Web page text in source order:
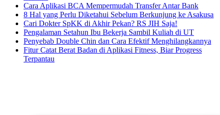
Cara Aplikasi BCA Mempermudah Transfer Antar Bank
8 Hal yang Perlu Diketahui Sebelum Berkunjung ke Asakusa
Cari Dokter SpKK di Akhir Pekan? RS JIH Saja!
Pengalaman Setahun Ibu Bekerja Sambil Kuliah di UT
Penyebab Double Chin dan Cara Efektif Menghilangkannya
Fitur Catat Berat Badan di Aplikasi Fitness, Biar Progress
Terpantau